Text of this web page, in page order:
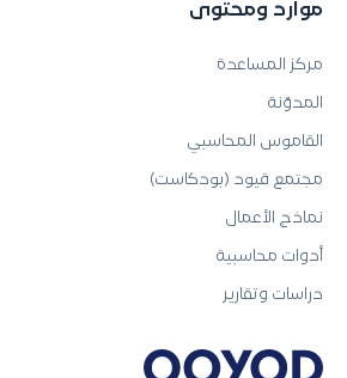
موارد ومحتوى
مركز المساعدة
المدوّنة
القاموس المحاسبي
مجتمع قيود (بودكاست)
نماذج الأعمال
أدوات محاسبية
دراسات وتقارير